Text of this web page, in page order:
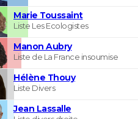
Marie Toussaint
Liste Les Ecologistes
Manon Aubry
Liste de La France insoumise
Hélène Thouy
Liste Divers
Jean Lassalle